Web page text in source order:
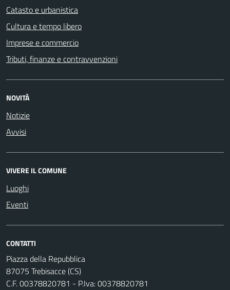
Catasto e urbanistica
Cultura e tempo libero
Imprese e commercio
Tributi, finanze e contravvenzioni
NOVITÀ
Notizie
Avvisi
VIVERE IL COMUNE
Luoghi
Eventi
CONTATTI
Piazza della Repubblica
87075 Trebisacce (CS)
C.F. 00378820781 - P.Iva: 00378820781